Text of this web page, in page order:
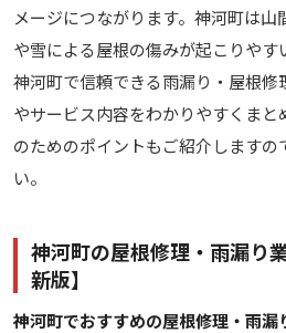
メージにつながります。神河町は
や雪による屋根の傷みが起こりやす
神河町で信頼できる雨漏り・屋根
やサービス内容をわかりやすくま
のためのポイントもご紹介しますの
い。
神河町の屋根修理・雨漏り
新版】
神河町でおすすめの屋根修理・雨漏